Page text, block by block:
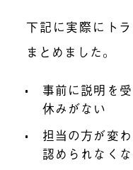
下記に実際にト
まとめました。
事前に説明を
休みがない
担当の方が変
認められなく